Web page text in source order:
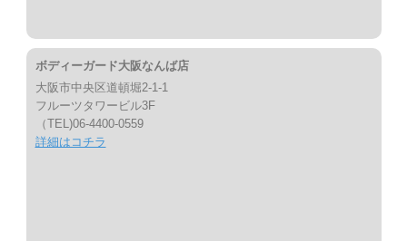
ボディーガード大阪なんば店
大阪市中央区道頓堀2-1-1
フルーツタワービル3F
（TEL)06-4400-0559
詳細はコチラ